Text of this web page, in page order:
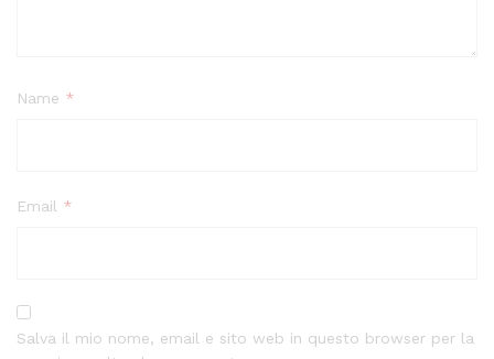
Name *
Email *
Salva il mio nome, email e sito web in questo browser per la